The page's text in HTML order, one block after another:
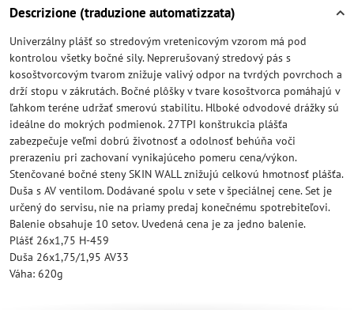
Descrizione (traduzione automatizzata)
Univerzálny plášť so stredovým vretenicovým vzorom má pod
kontrolou všetky bočné sily. Neprerušovaný stredový pás s
kosoštvorcovým tvarom znižuje valivý odpor na tvrdých povrchoch a
drží stopu v zákrutách. Bočné plôšky v tvare kosoštvorca pomáhajú v
ľahkom teréne udržať smerovú stabilitu. Hlboké odvodové drážky sú
ideálne do mokrých podmienok. 27TPI konštrukcia plášťa
zabezpečuje veľmi dobrú životnosť a odolnosť behúňa voči
prerazeniu pri zachovaní vynikajúceho pomeru cena/výkon.
Stenčované bočné steny SKIN WALL znižujú celkovú hmotnosť plášťa.
Duša s AV ventilom. Dodávané spolu v sete v špeciálnej cene. Set je
určený do servisu, nie na priamy predaj konečnému spotrebiteľovi.
Balenie obsahuje 10 setov. Uvedená cena je za jedno balenie.
Plášť 26x1,75 H-459
Duša 26x1,75/1,95 AV33
Váha: 620g